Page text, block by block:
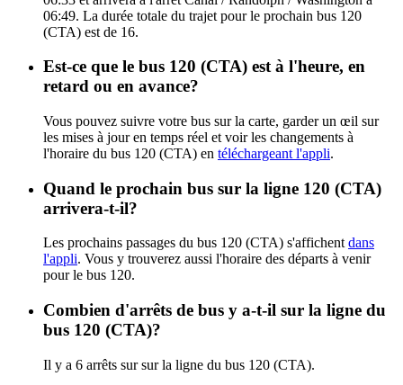
06:49. La durée totale du trajet pour le prochain bus 120
(CTA) est de 16.
Est-ce que le bus 120 (CTA) est à l'heure, en
retard ou en avance?
Vous pouvez suivre votre bus sur la carte, garder un œil sur
les mises à jour en temps réel et voir les changements à
l'horaire du bus 120 (CTA) en téléchargeant l'appli.
Quand le prochain bus sur la ligne 120 (CTA)
arrivera-t-il?
Les prochains passages du bus 120 (CTA) s'affichent dans
l'appli. Vous y trouverez aussi l'horaire des départs à venir
pour le bus 120.
Combien d'arrêts de bus y a-t-il sur la ligne du
bus 120 (CTA)?
Il y a 6 arrêts sur sur la ligne du bus 120 (CTA).